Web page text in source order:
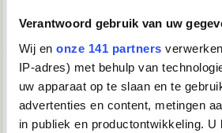
Verantwoord gebruik van uw
Wij en onze 141 partners
IP-adres) met behulp van
uw apparaat op te slaan en te
advertenties en content, metingen
in publiek en productontwikkeling.
OMG! Keelpijn!!
__________________
♥ - I miss all the places we never went. -
08-10-2007, 09:39
Verwijderd